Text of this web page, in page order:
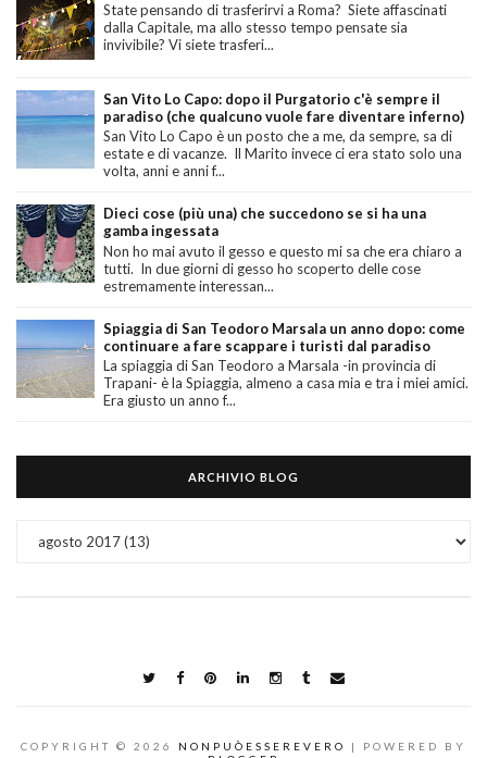
State pensando di trasferirvi a Roma? Siete affascinati
dalla Capitale, ma allo stesso tempo pensate sia
invivibile? Vi siete trasferi...
San Vito Lo Capo: dopo il Purgatorio c'è sempre il
paradiso (che qualcuno vuole fare diventare inferno)
San Vito Lo Capo è un posto che a me, da sempre, sa di
estate e di vacanze. Il Marito invece ci era stato solo una
volta, anni e anni f...
Dieci cose (più una) che succedono se si ha una
gamba ingessata
Non ho mai avuto il gesso e questo mi sa che era chiaro a
tutti. In due giorni di gesso ho scoperto delle cose
estremamente interessan...
Spiaggia di San Teodoro Marsala un anno dopo: come
continuare a fare scappare i turisti dal paradiso
La spiaggia di San Teodoro a Marsala -in provincia di
Trapani- è la Spiaggia, almeno a casa mia e tra i miei amici.
Era giusto un anno f...
ARCHIVIO BLOG
COPYRIGHT © 2026 NONPUÒESSEREVERO
| POWERED BY